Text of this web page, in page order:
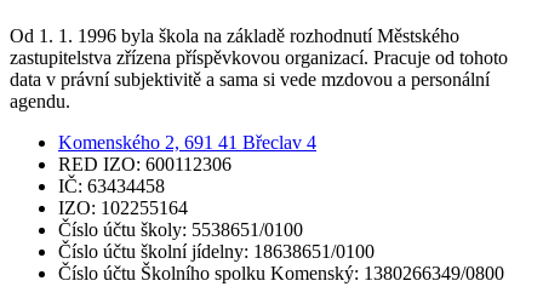
Od 1. 1. 1996 byla škola na základě rozhodnutí Městského
zastupitelstva zřízena příspěvkovou organizací. Pracuje od tohoto
data v právní subjektivitě a sama si vede mzdovou a personální
agendu.
Komenského 2, 691 41 Břeclav 4
RED IZO: 600112306
IČ: 63434458
IZO: 102255164
Číslo účtu školy: 5538651/0100
Číslo účtu školní jídelny: 18638651/0100
Číslo účtu Školního spolku Komenský: 1380266349/0800